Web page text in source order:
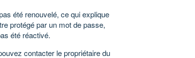
été renouvelé, ce qui explique
protégé par un mot de passe,
été réactivé.
contacter le propriétaire du